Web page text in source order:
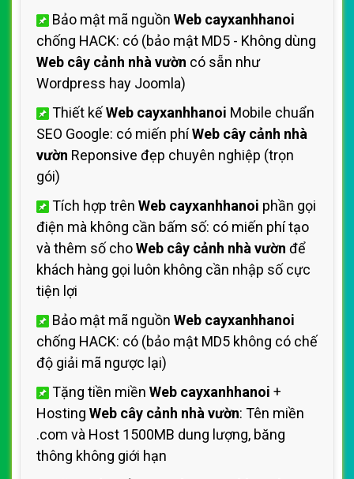
Bảo mật mã nguồn Web cayxanhhanoi
chống HACK: có (bảo mật MD5 - Không dùng
Web cây cảnh nhà vườn có sẵn như
Wordpress hay Joomla)
Thiết kếWeb cayxanhhanoi Mobile chuẩn
SEO Google: có miến phíWeb cây cảnh nhà
vườn Reponsive đẹp chuyên nghiệp (trọn
gói)
Tích hợp trên Web cayxanhhanoi phần gọi
điện mà không cần bấm số: có miến phí tạo
và thêm số choWeb cây cảnh nhà vườn để
khách hàng gọi luôn không cần nhập số cực
tiện lợi
Bảo mật mã nguồn Web cayxanhhanoi
chống HACK: có (bảo mật MD5 không có chế
độ giải mã ngược lại)
Tặng tiền miền Web cayxanhhanoi +
Hosting Web cây cảnh nhà vườn: Tên miền
.com và Host 1500MB dung lượng, băng
thông không giới hạn